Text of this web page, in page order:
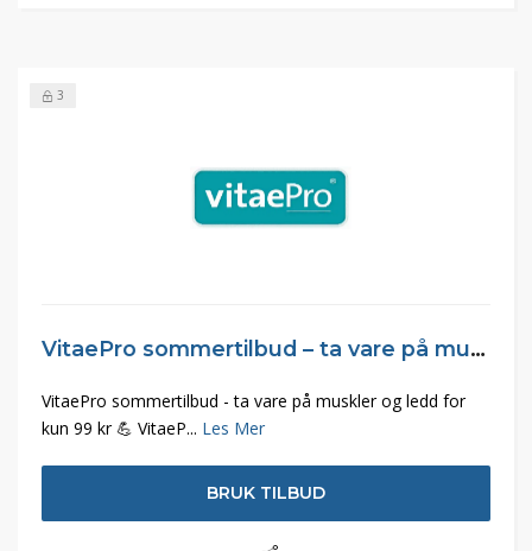
3
VitaePro sommertilbud – ta vare på muskler og ledd
VitaePro sommertilbud - ta vare på muskler og ledd for
kun 99 kr 💪 VitaeP... Les Mer
BRUK TILBUD